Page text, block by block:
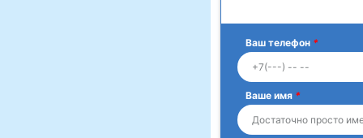
Ваш телефон *
Ваше имя *